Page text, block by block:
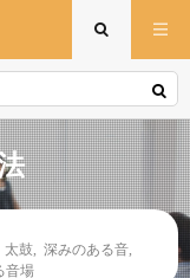
太鼓 深みのある音
音場